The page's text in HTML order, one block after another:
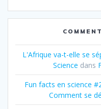
L'Afrique va-t-elle se
Science dans
Fun facts en science
Comment se